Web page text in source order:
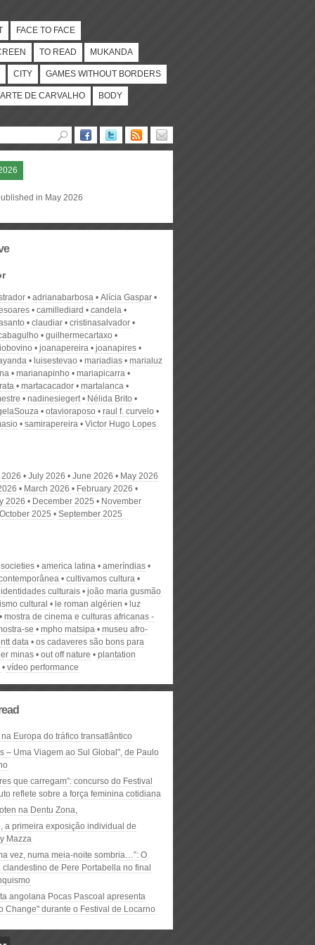
FACE TO FACE
TO READ MUKANDA
CITY GAMES WITHOUT BORDERS
DE CARVALHO BODY
in May 2026
adrianabarbosa
Alícia Gaspar
camillediard
candela
claudiar
cristinasalvador
guilhermecartaxo
joanapereira
joanapires
luisestevao mariadias
marialuz
marianapinho
mariapicarra
martacacador
martalanca
nadinesiegert
Nélida Brito
otavioraposo
raul f. curvelo
samirapereira Victor Hugo Lopes
July 2026 June 2026
May 2026
March 2026
February 2026
2026
December 2025
November
October 2025
September 2025
america latina
ameríndias
cultivamos cultura
identidades culturais
joão maria gusmão
cultural
le roman algérien
luz
mostra de cinema e culturas africanas -
se
mpho matsipa
museu afro-
ntt data
os cadaveres são bons para
minas
out off nature
plantation
vídeo performance
Europa do tráfico transatlântico
– Uma Viagem ao Sul Global", de Paulo
que carregam”: concurso do Festival
reflete sobre a força feminina cotidiana
na Dentu Zona,
a primeira exposição individual de
Mazza
vez, numa meia-noite sombria…”: O
clandestino de Pere Portabella no final
angolana Pocas Pascoal apresenta
Change" durante o Festival de Locarno